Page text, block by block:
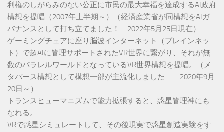
利権のしがらみのない公正に市民の最大幸福を達成するAI政府
構想を提唱（2007年上半期～）（経済産業省が同構想をAIガ
バナンスとして打ち立てました！ 2022年5月25日現在）
ゲーミングチェアに座り脳波インターネット（ブレインネッ
ト）で超AIに管理サポートされたVR世界に繋がり、それが無
数のパラレルワールドとなっているVR世界構想を提唱。（メ
タバース構想として構想一部が主流化しました 2020年9月
20日～）
トランスヒューマニズムで能力拡張すると、惑星管理神にも
なれる。
VRで惑星シミュレートして、その後現実で惑星創造実験をす